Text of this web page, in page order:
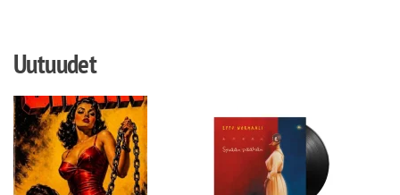
Uutuudet